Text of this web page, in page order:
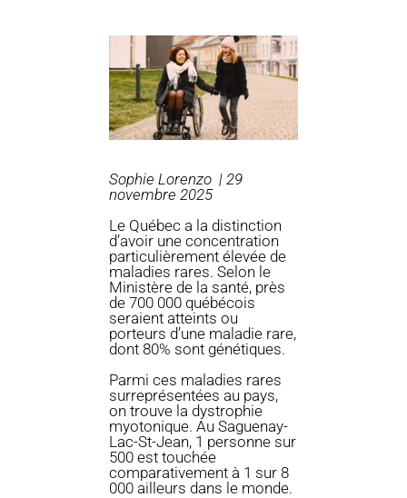
Sophie Lorenzo | 29
novembre 2025
Le Québec a la distinction
d’avoir une concentration
particulièrement élevée de
maladies rares. Selon le
Ministère de la santé, près
de 700 000 québécois
seraient atteints ou
porteurs d’une maladie rare,
dont 80% sont génétiques.
Parmi ces maladies rares
surreprésentées au pays,
on trouve la dystrophie
myotonique. Au Saguenay-
Lac-St-Jean, 1 personne sur
500 est touchée
comparativement à 1 sur 8
000 ailleurs dans le monde.